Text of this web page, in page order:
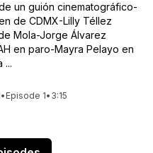
un guión cinematográfico-
de CDMX-Lilly Téllez
Mola-Jorge Álvarez
en paro-Mayra Pelayo en
...
• Episode 1• 3:15